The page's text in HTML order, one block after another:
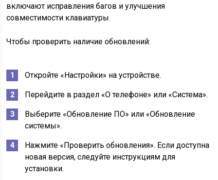
включают исправления багов и улучшения
совместимости клавиатуры.
Чтобы проверить наличие обновлений:
Откройте «Настройки» на устройстве.
Перейдите в раздел «О телефоне» или «Система».
Выберите «Обновление ПО» или «Обновление
системы».
Нажмите «Проверить обновления». Если доступна
новая версия, следуйте инструкциям для
установки.